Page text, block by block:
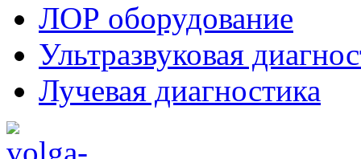
ЛОР оборудование
Ультразвуковая
Лучевая диагностика